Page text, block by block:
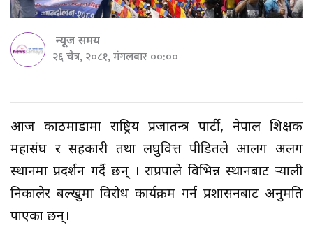
न्यूज समय
२६ चैत्र, २०८१, मंगलबार ००:००
आज काठमाडौँमा राष्ट्रिय प्रजातन्त्र पार्टी, नेपाल शिक्षक
महासंघ र सहकारी तथा लघुवित्त पीडितले आलग अलग
स्थानमा प्रदर्शन गर्दै छन् । राप्रपाले विभिन्न स्थानबाट र्‍याली
निकालेर बल्खुमा विरोध कार्यक्रम गर्न प्रशासनबाट अनुमति
पाएका छन्।